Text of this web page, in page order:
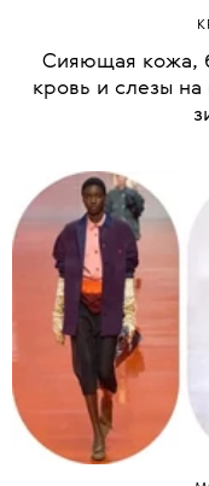
Сияющая кожа,
кровь и слезы